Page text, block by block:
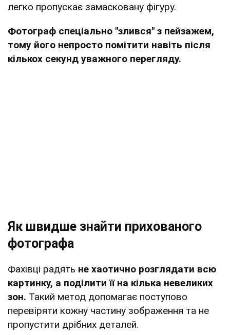
легко пропускає замасковану фігуру.
Фотограф спеціально "злився" з пейзажем,
тому його непросто помітити навіть після
кількох секунд уважного перегляду.
Як швидше знайти прихованого
фотографа
Фахівці радять не хаотично розглядати всю
картинку, а поділити її на кілька невеликих
зон. Такий метод допомагає поступово
перевіряти кожну частину зображення та не
пропустити дрібних деталей.